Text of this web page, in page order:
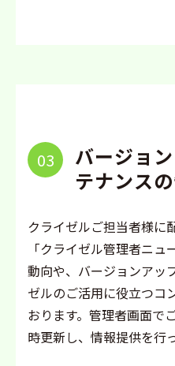
03
バージョ
テナンス
クライゼルご担当者様に
「クライゼル管理者ニ
動向や、バージョンアッ
ゼルのご活用に役立つコ
おります。管理者画面で
時更新し、情報提供を行